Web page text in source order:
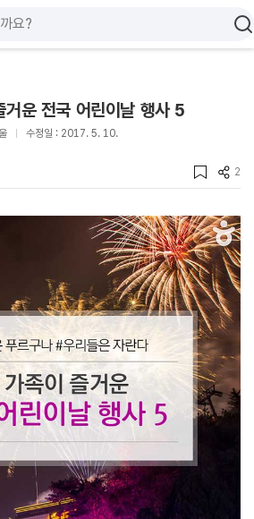
거운 전국 어린이날 행사 5
수정일 : 2017. 5. 10.
2